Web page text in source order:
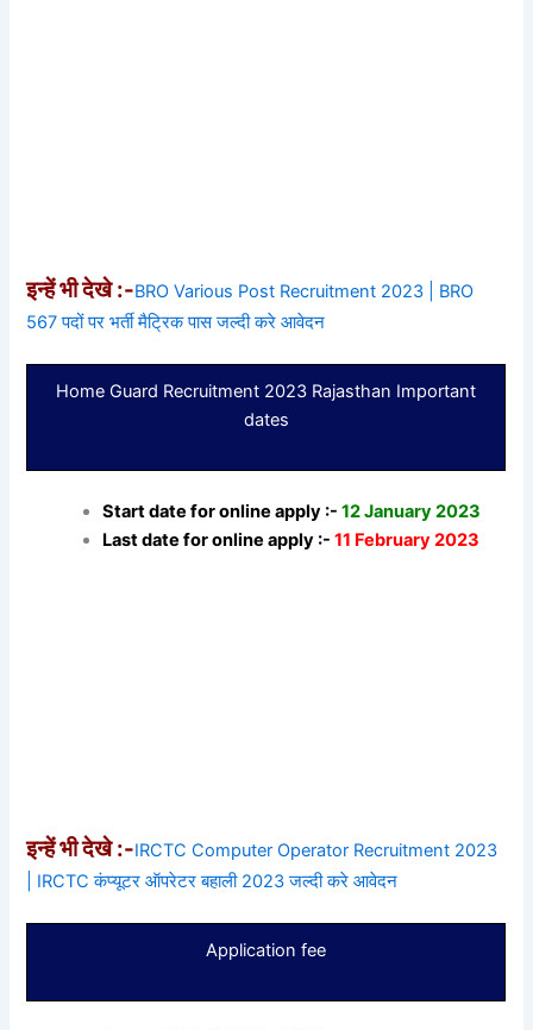
इन्हें भी देखे :-BRO Various Post Recruitment 2023 | BRO
567 पदों पर भर्ती मैट्रिक पास जल्दी करे आवेदन
Home Guard Recruitment 2023 Rajasthan Important
dates
Start date for online apply :-12 January 2023
Last date for online apply :-11 February 2023
इन्हें भी देखे :-IRCTC Computer Operator Recruitment 2023
| IRCTC कंप्यूटर ऑपरेटर बहाली 2023 जल्दी करे आवेदन
Application fee